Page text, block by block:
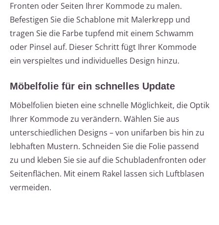
Fronten oder Seiten Ihrer Kommode zu malen.
Befestigen Sie die Schablone mit Malerkrepp und
tragen Sie die Farbe tupfend mit einem Schwamm
oder Pinsel auf. Dieser Schritt fügt Ihrer Kommode
ein verspieltes und individuelles Design hinzu.
Möbelfolie für ein schnelles Update
Möbelfolien bieten eine schnelle Möglichkeit, die Optik
Ihrer Kommode zu verändern. Wählen Sie aus
unterschiedlichen Designs – von unifarben bis hin zu
lebhaften Mustern. Schneiden Sie die Folie passend
zu und kleben Sie sie auf die Schubladenfronten oder
Seitenflächen. Mit einem Rakel lassen sich Luftblasen
vermeiden.